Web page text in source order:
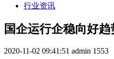
行业资讯
国企运行企稳向好趋
2020-11-02 09:41:51 admin 1553